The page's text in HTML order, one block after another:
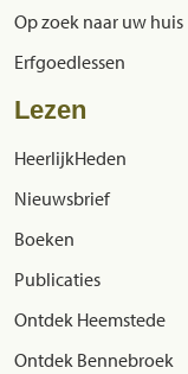
Op zoek naar uw huis
Erfgoedlessen
Lezen
HeerlijkHeden
Nieuwsbrief
Boeken
Publicaties
Ontdek Heemstede
Ontdek Bennebroek